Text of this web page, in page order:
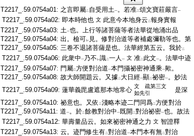
T2217_.59.0754a01: 之言即屬二 自受用土一。若准二頌文寶莊嚴言一
T2217_.59.0754a02: 即本時他也 文 此意今本地身云 二報身實報
T2217_.59.0754a03: 土一也。上行等諸菩薩等者法華從地涌出品
T2217_.59.0754a04: 出。檢可レ 見。修對治道等者補處彌勒等也。第
T2217_.59.0754a05: 三卷不退諸菩薩是也。法華經第五云。我於二
T2217_.59.0754a06: 此衆中一 乃不 レ識二一人 一 文 准二 此文一。法華中迹
T2217_.59.0754a07: 門屬二方便對治道一本門攝祕密神通乘一歟。
T2217_.59.0754a08: 故大師開題云。又據二 大日經一顯二祕密一。妙法
T2217_.59.0754a09: 蓮華義毘盧遮那本地常心 文 疏第三文
如先引
是深
T2217_.59.0754a10: 祕意也。又依 二淺略本迹二門同爲二方便對治
T2217_.59.0754a11: 道一。於二餘教對治中一既開 二對治祕密一也。故法
T2217_.59.0754a12: 華壽量品云。如來祕密神通之力 文 智證釋
T2217_.59.0754a13: 云。迹門修生有二對治道一本門本有無二對治